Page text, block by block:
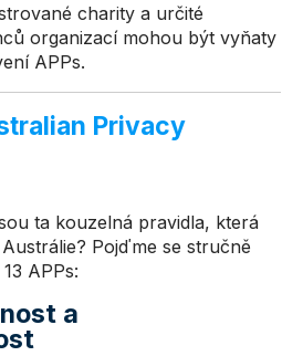
charity a určité
organizací mohou být vyňaty
APPs.
Privacy
ta kouzelná pravidla, která
Pojďme se stručně
APPs:
a